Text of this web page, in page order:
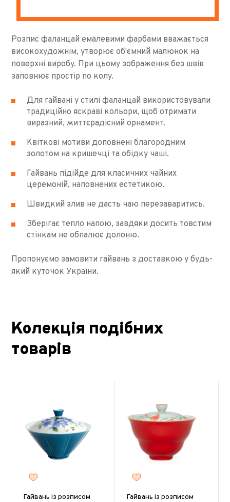
Розпис фаланцай емалевими фарбами вважається
високохудожнім, утворює об'ємний малюнок на
поверхні виробу. При цьому зображення без швів
заповнює простір по колу.
Для гайвані у стилі фаланцай використовували
традиційно яскраві кольори, щоб отримати
виразний, життєрадісний орнамент.
Квіткові мотиви доповнені благородним
золотом на кришечці та обідку чаші.
Гайвань підійде для класичних чайних
церемоній, наповнених естетикою.
Швидкий злив не дасть чаю перезаваритись.
Зберігає тепло напою, завдяки досить товстим
стінкам не обпалює долоню.
Пропонуємо замовити гайвань з доставкою у будь-
який куточок України.
Колекція подібних
товарів
Гайвань із розписом
Гайвань із розписом